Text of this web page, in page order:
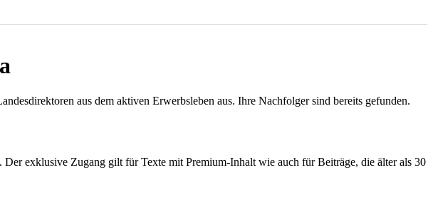
aus dem aktiven Erwerbsleben aus. Ihre Nachfolger sind bereits gefunden.
exklusive Zugang gilt für Texte mit Premium-Inhalt wie auch für Beiträge, die älter als 30